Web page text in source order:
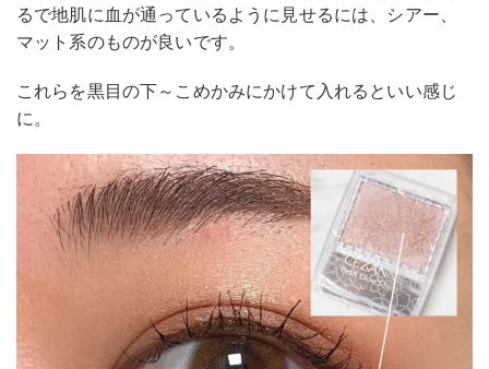
るで地肌に血が通っているように見せるには、シアー、
マット系のものが良いです。
これらを黒目の下～こめかみにかけて入れるといい感じ
に。